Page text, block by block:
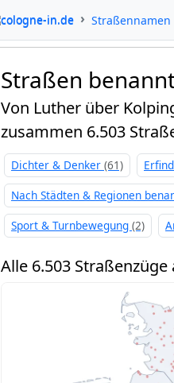
cologne-in.de Straßennamen
Straßen
Von Luther über
zusammen 6.503
Dichter & Denker (61)
Nach Städten & Regionen
Sport & Turnbewegung (2)
Alle 6.503